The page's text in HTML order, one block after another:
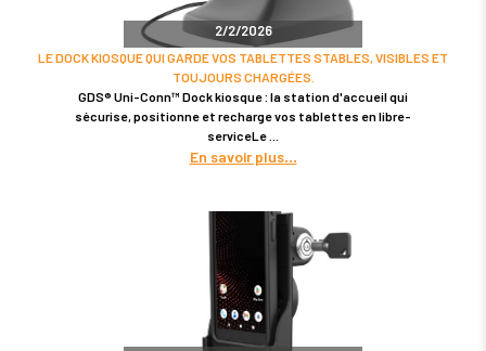
2/2/2026
LE DOCK KIOSQUE QUI GARDE VOS TABLETTES STABLES, VISIBLES ET
TOUJOURS CHARGÉES.
GDS® Uni-Conn™ Dock kiosque : la station d'accueil qui
sécurise, positionne et recharge vos tablettes en libre-
serviceLe
En savoir plus